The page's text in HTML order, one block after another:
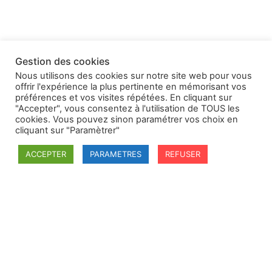
Gestion des cookies
Nous utilisons des cookies sur notre site web pour vous
offrir l'expérience la plus pertinente en mémorisant vos
préférences et vos visites répétées. En cliquant sur
"Accepter", vous consentez à l'utilisation de TOUS les
cookies. Vous pouvez sinon paramétrer vos choix en
cliquant sur "Paramètrer"
ACCEPTER PARAMETRES REFUSER